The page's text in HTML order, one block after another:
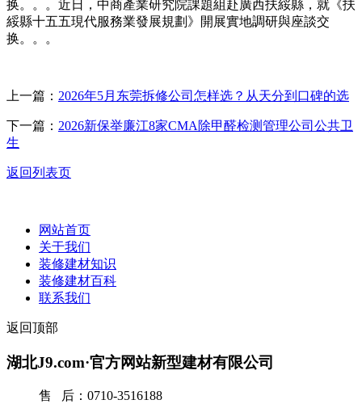
换。。。近日，中商產業研究院課題組赴廣西扶綏縣，就《扶
綏縣十五五現代服務業發展規劃》開展實地調研與座談交
换。。。
上一篇： 2026年5月东莞拆修公司怎样选？从天分到口碑的选
下一篇： 2026新保举廉江8家CMA除甲醛检测管理公司公共卫
生
返回列表页
网站首页
关于我们
装修建材知识
装修建材百科
联系我们
返回顶部
湖北J9.com·官方网站新型建材有限公司
售 后：0710-3516188